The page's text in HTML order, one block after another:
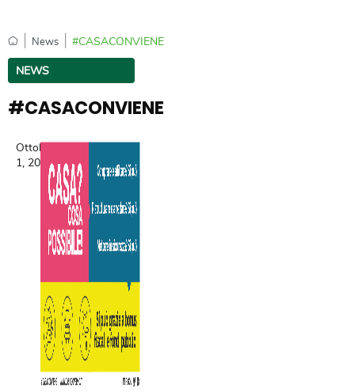
News
#CASACONVIENE
NEWS
#CASACONVIENE
Ottobre
1, 2017